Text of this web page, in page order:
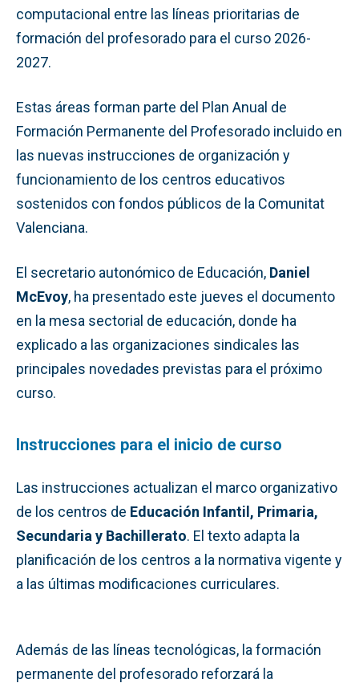
computacional entre las líneas prioritarias de
formación del profesorado para el curso 2026-
2027.
Estas áreas forman parte del Plan Anual de
Formación Permanente del Profesorado incluido en
las nuevas instrucciones de organización y
funcionamiento de los centros educativos
sostenidos con fondos públicos de la Comunitat
Valenciana.
El secretario autonómico de Educación, Daniel
McEvoy, ha presentado este jueves el documento
en la mesa sectorial de educación, donde ha
explicado a las organizaciones sindicales las
principales novedades previstas para el próximo
curso.
Instrucciones para el inicio de curso
Las instrucciones actualizan el marco organizativo
de los centros de Educación Infantil, Primaria,
Secundaria y Bachillerato. El texto adapta la
planificación de los centros a la normativa vigente y
a las últimas modificaciones curriculares.
Además de las líneas tecnológicas, la formación
permanente del profesorado reforzará la